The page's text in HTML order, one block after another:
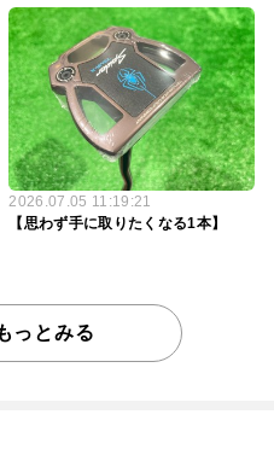
2026.07.05 11:19:21
【思わず手に取りたくなる1本】
っとみる